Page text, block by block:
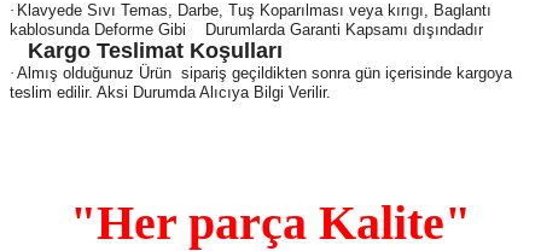
Klavyede Sıvı Temas, Darbe, Tuş Koparılması veya kırıgı, Baglantı
kablosunda Deforme Gibi Durumlarda Garanti Kapsamı dışındadır
Kargo Teslimat Koşulları
Almış olduğunuz Ürün sipariş geçildikten sonra gün içerisinde kargoya
teslim edilir. Aksi Durumda Alıcıya Bilgi Verilir.
"Her parça Kalite"